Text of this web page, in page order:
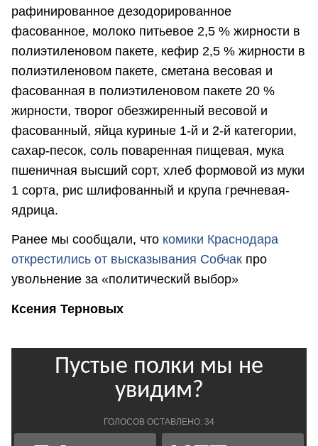
рафинированное дезодорированное
фасованное, молоко питьевое 2,5 % жирности в
полиэтиленовом пакете, кефир 2,5 % жирности в
полиэтиленовом пакете, сметана весовая и
фасованная в полиэтиленовом пакете 20 %
жирности, творог обезжиренный весовой и
фасованный, яйца куриные 1-й и 2-й категории,
сахар-песок, соль поваренная пищевая, мука
пшеничная высший сорт, хлеб формовой из муки
1 сорта, рис шлифованный и крупа гречневая-
ядрица.
Ранее мы сообщали, что комики Краснодара
открестились от высказывания Собчак про
увольнение за «политический выбор»
Ксения Терновых